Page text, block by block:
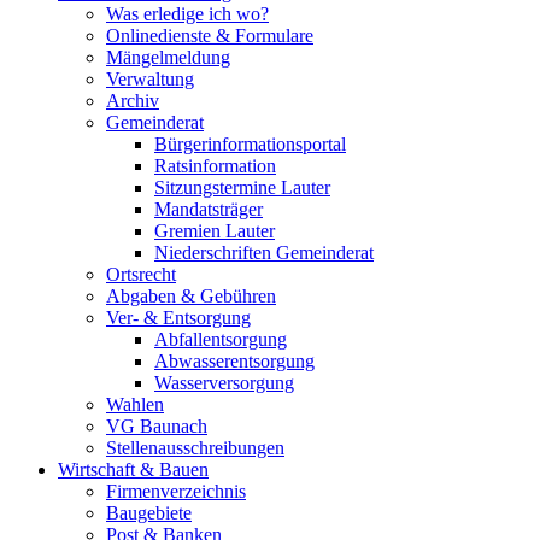
Was erledige ich wo?
Onlinedienste & Formulare
Mängelmeldung
Verwaltung
Archiv
Gemeinderat
Bürgerinformationsportal
Ratsinformation
Sitzungstermine Lauter
Mandatsträger
Gremien Lauter
Niederschriften Gemeinderat
Ortsrecht
Abgaben & Gebühren
Ver- & Entsorgung
Abfallentsorgung
Abwasserentsorgung
Wasserversorgung
Wahlen
VG Baunach
Stellenausschreibungen
Wirtschaft & Bauen
Firmenverzeichnis
Baugebiete
Post & Banken